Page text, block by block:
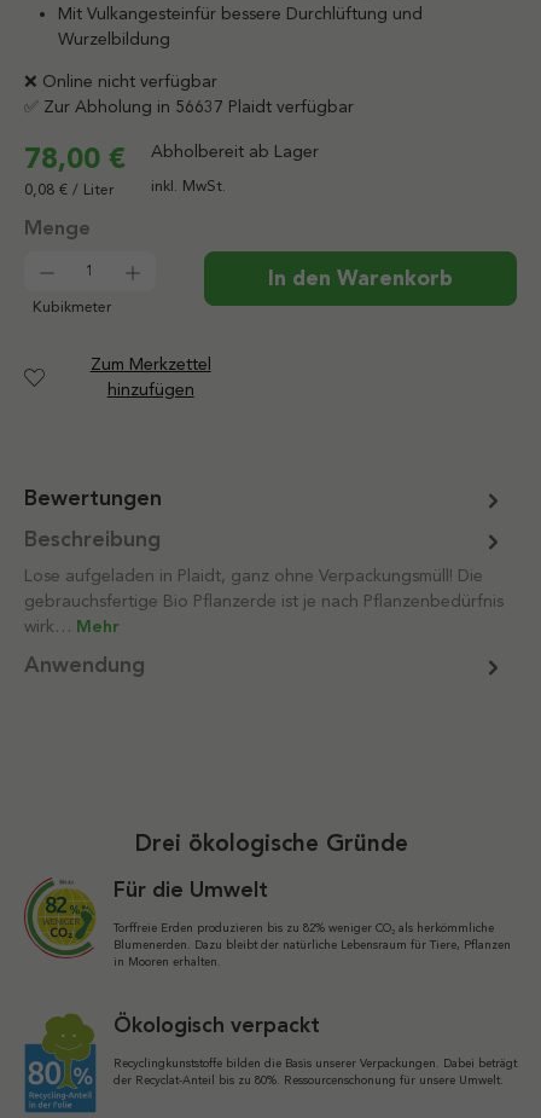
Mit Vulkangesteinfür bessere Durchlüftung und
Wurzelbildung
❌ Online nicht verfügbar
✅ Zur Abholung in 56637 Plaidt verfügbar
78,00 €
0,08 € / Liter
Abholbereit ab Lager
inkl. MwSt.
Produkt Anzahl: Gib den gewünschten Wert ein
Kubikmeter
In den Warenkorb
Zum Merkzettel
hinzufügen
Bewertungen
Beschreibung
Lose aufgeladen in Plaidt, ganz ohne Verpackungsmüll! Die
gebrauchsfertige Bio Pflanzerde ist je nach Pflanzenbedürfnis
wirk… Mehr
Anwendung
Drei ökologische Gründe
Für die Umwelt
Torffreie Erden produzieren bis zu 82% weniger CO₂ als herkömmliche
Blumenerden. Dazu bleibt der natürliche Lebensraum für Tiere, Pflanzen
in Mooren erhalten.
Ökologisch verpackt
Recyclingkunststoffe bilden die Basis unserer Verpackungen. Dabei beträgt
der Recyclat-Anteil bis zu 80%. Ressourcenschonung für unsere Umwelt.